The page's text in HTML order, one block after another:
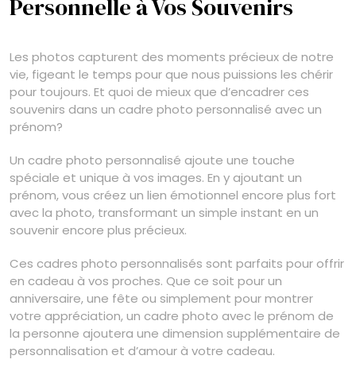
Personnelle à Vos Souvenirs
Les photos capturent des moments précieux de notre
vie, figeant le temps pour que nous puissions les chérir
pour toujours. Et quoi de mieux que d’encadrer ces
souvenirs dans un cadre photo personnalisé avec un
prénom?
Un cadre photo personnalisé ajoute une touche
spéciale et unique à vos images. En y ajoutant un
prénom, vous créez un lien émotionnel encore plus fort
avec la photo, transformant un simple instant en un
souvenir encore plus précieux.
Ces cadres photo personnalisés sont parfaits pour offrir
en cadeau à vos proches. Que ce soit pour un
anniversaire, une fête ou simplement pour montrer
votre appréciation, un cadre photo avec le prénom de
la personne ajoutera une dimension supplémentaire de
personnalisation et d’amour à votre cadeau.